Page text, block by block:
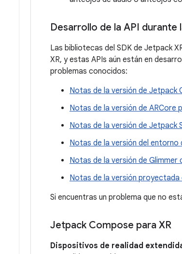
Desarrollo de la API
Las bibliotecas del SDK de Jetpack
XR, y estas APIs aún están en
problemas conocidos:
Notas de la versión de Jetpack
Notas de la versión de ARCore
Notas de la versión de Jetpack
Notas de la versión del entorno
Notas de la versión de Glimmer
Notas de la versión proyectada
Si encuentras un problema que no
Jetpack Compose para XR
Dispositivos de realidad